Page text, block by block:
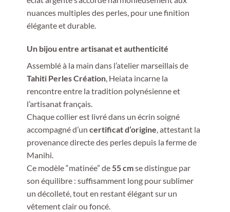
nuances multiples des perles, pour une finition
élégante et durable.
Un bijou entre artisanat et authenticité
Assemblé à la main dans l’atelier marseillais de
Tahiti Perles Création, Heiata incarne la
rencontre entre la tradition polynésienne et
l’artisanat français.
Chaque collier est livré dans un écrin soigné
accompagné d’un certificat d’origine, attestant la
provenance directe des perles depuis la ferme de
Manihi.
Ce modèle “matinée” de55 cmse distingue par
son équilibre : suffisamment long pour sublimer
un décolleté, tout en restant élégant sur un
vêtement clair ou foncé.